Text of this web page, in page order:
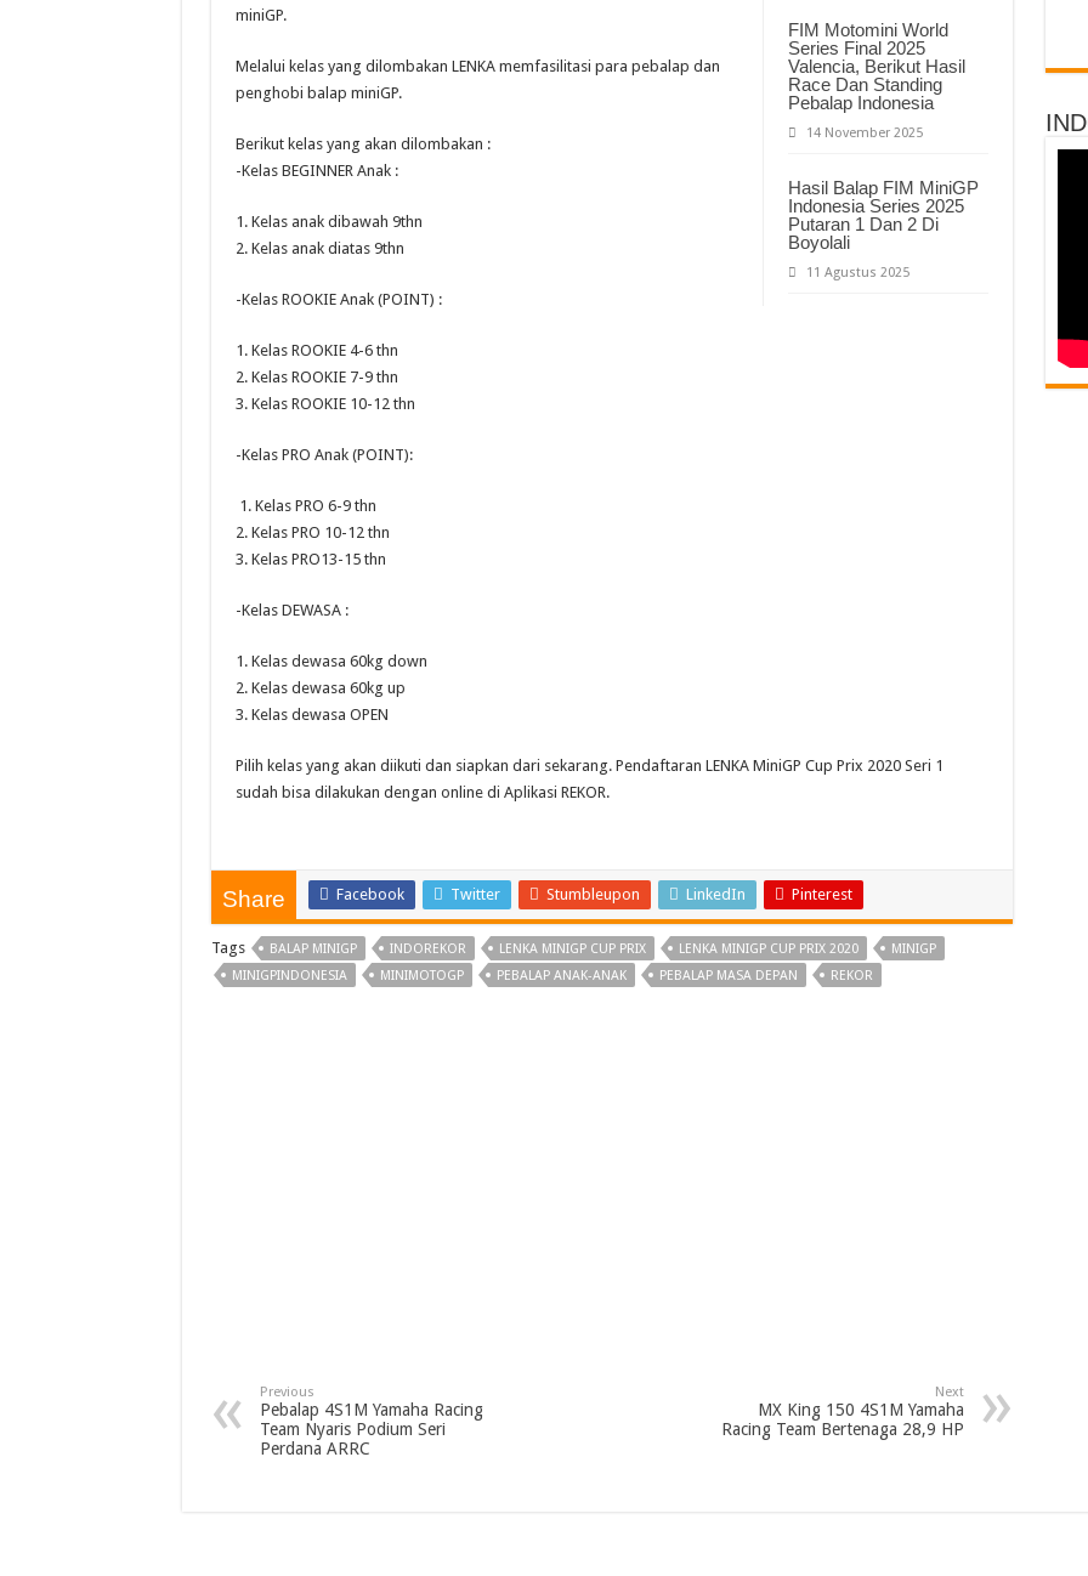
FIM Motomini World
Series Final 2025
Valencia, Berikut Hasil
Race Dan Standing
Pebalap Indonesia
14 November 2025
Hasil Balap FIM MiniGP
Indonesia Series 2025
Putaran 1 Dan 2 Di
Boyolali
11 Agustus 2025
miniGP.
Melalui kelas yang dilombakan LENKA memfasilitasi para pebalap dan
penghobi balap miniGP.
Berikut kelas yang akan dilombakan :
-Kelas BEGINNER Anak :
1. Kelas anak dibawah 9thn
2. Kelas anak diatas 9thn
-Kelas ROOKIE Anak (POINT) :
1. Kelas ROOKIE 4-6 thn
2. Kelas ROOKIE 7-9 thn
3. Kelas ROOKIE 10-12 thn
-Kelas PRO Anak (POINT):
1. Kelas PRO 6-9 thn
2. Kelas PRO 10-12 thn
3. Kelas PRO13-15 thn
-Kelas DEWASA :
1. Kelas dewasa 60kg down
2. Kelas dewasa 60kg up
3. Kelas dewasa OPEN
Pilih kelas yang akan diikuti dan siapkan dari sekarang. Pendaftaran LENKA MiniGP Cup Prix 2020 Seri 1
sudah bisa dilakukan dengan online di Aplikasi REKOR.
Share Facebook Twitter Stumbleupon LinkedIn Pinterest
Tags BALAP MINIGP INDOREKOR LENKA MINIGP CUP PRIX LENKA MINIGP CUP PRIX 2020
MINIGP
MINIGPINDONESIA
MINIMOTOGP PEBALAP ANAK-ANAK PEBALAP MASA DEPAN REKOR
Previous
Pebalap 4S1M Yamaha Racing
Team Nyaris Podium Seri
Perdana ARRC
Next
MX King 150 4S1M Yamaha
Racing Team Bertenaga 28,9 HP